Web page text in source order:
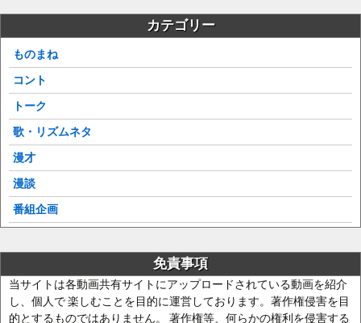
カテゴリー
ものまね
コント
トーク
歌・リズムネタ
漫才
漫談
番組企画
免責事項
当サイトは各動画共有サイトにアップロードされている動画を紹介
し、個人で 楽しむことを目的に運営しております。著作権侵害を目
的とするものではありません。 著作権等、何らかの権利を侵害する